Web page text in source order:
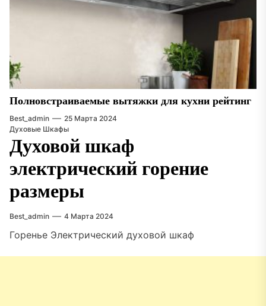
Полновстраиваемые вытяжки для кухни рейтинг
Best_admin
25 Марта 2024
Духовые Шкафы
Духовой шкаф
электрический горение
размеры
Best_admin 4 Марта 2024
Горенье Электрический духовой шкаф